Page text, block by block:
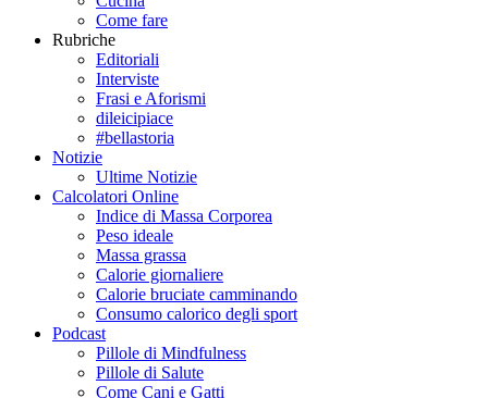
Come fare
Rubriche
Editoriali
Interviste
Frasi e Aforismi
dileicipiace
#bellastoria
Notizie
Ultime Notizie
Calcolatori Online
Indice di Massa Corporea
Peso ideale
Massa grassa
Calorie giornaliere
Calorie bruciate camminando
Consumo calorico degli sport
Podcast
Pillole di Mindfulness
Pillole di Salute
Come Cani e Gatti